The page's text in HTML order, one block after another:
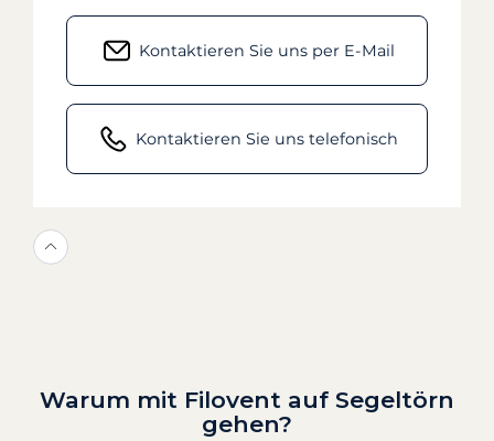
Kontaktieren Sie uns per E-Mail
Kontaktieren Sie uns telefonisch
Warum mit Filovent auf Segeltörn
gehen?